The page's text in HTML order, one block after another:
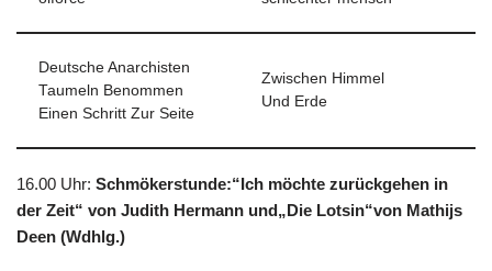
Deutsche Anarchisten
Taumeln Benommen
Einen Schritt Zur Seite
Zwischen Himmel
Und Erde
16.00 Uhr: Schmökerstunde:“Ich möchte zurückgehen in
der Zeit“ von Judith Hermann und„Die Lotsin“von Mathijs
Deen (Wdhlg.)